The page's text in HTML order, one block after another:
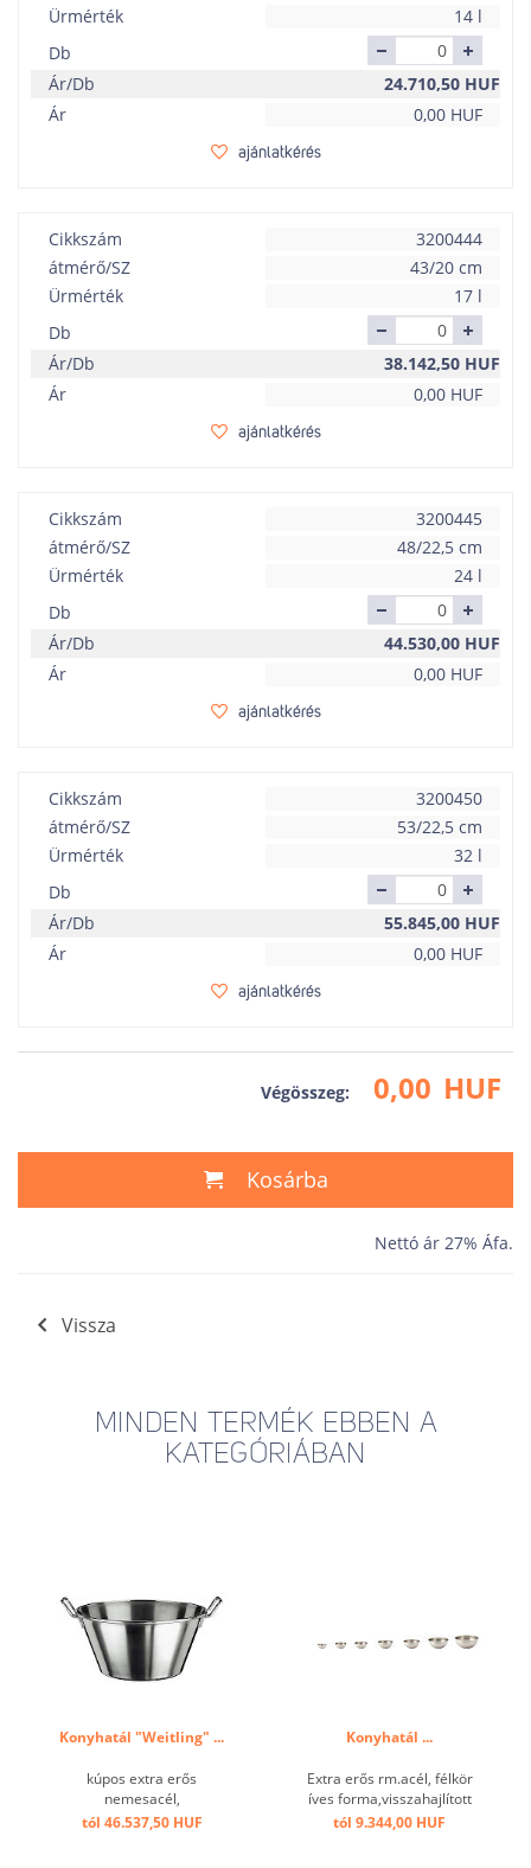
Ürmérték
14 l
Db
Ár/Db
24.710,50 HUF
Ár
0,00 HUF
ajánlatkérés
Cikkszám
3200444
átmérő/SZ
43/20 cm
Ürmérték
17 l
Db
Ár/Db
38.142,50 HUF
Ár
0,00 HUF
ajánlatkérés
Cikkszám
3200445
átmérő/SZ
48/22,5 cm
Ürmérték
24 l
Db
Ár/Db
44.530,00 HUF
Ár
0,00 HUF
ajánlatkérés
Cikkszám
3200450
átmérő/SZ
53/22,5 cm
Ürmérték
32 l
Db
Ár/Db
55.845,00 HUF
Ár
0,00 HUF
ajánlatkérés
Végösszeg: 0,00 HUF
Kosárba
Nettó ár 27% Áfa.
Vissza
MINDEN TERMÉK EBBEN A
KATEGÓRIÁBAN
Konyhatál "Weitling" ...
kúpos extra erős
nemesacél,
visszaperemezve, fogófüllel
tól 46.537,50 HUF
Konyhatál ...
Extra erős rm.acél, félkör
íves forma,visszahajlított
fogóperem ...
tól 9.344,00 HUF